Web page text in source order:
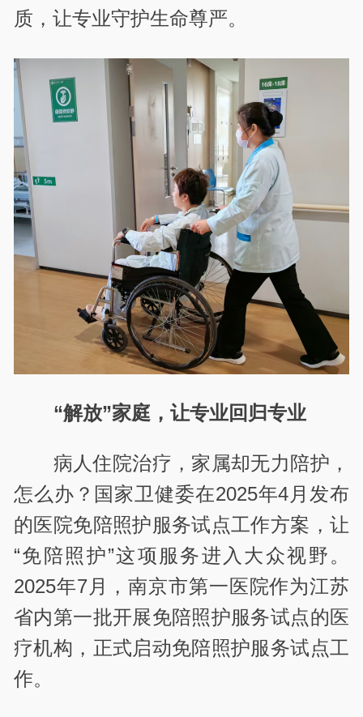
质，让专业守护生命尊严。
“解放”家庭，让专业回归专业
病人住院治疗，家属却无力陪护，
怎么办？国家卫健委在2025年4月发布
的医院免陪照护服务试点工作方案，让
“免陪照护”这项服务进入大众视野。
2025年7月，南京市第一医院作为江苏
省内第一批开展免陪照护服务试点的医
疗机构，正式启动免陪照护服务试点工
作。